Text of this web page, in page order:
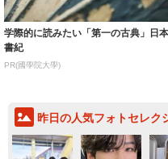
学際的に読みたい「第一の古典」日本
書紀
PR(國學院大學)
昨日の人気フォトセレク